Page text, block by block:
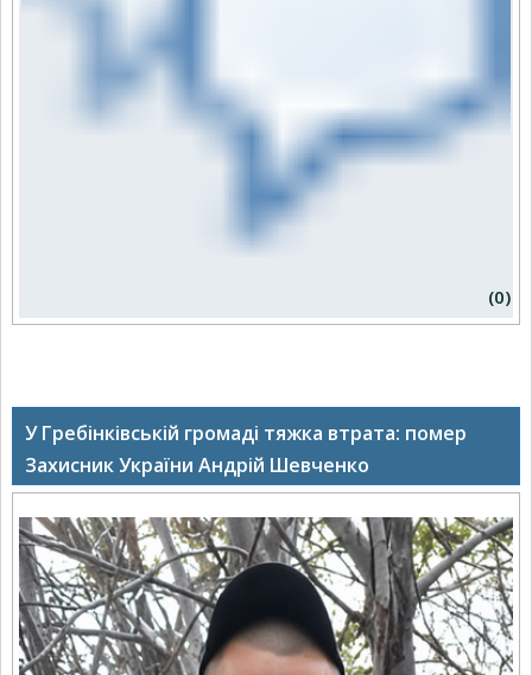
(0)
У Гребінківській громаді тяжка втрата: помер
Захисник України Андрій Шевченко